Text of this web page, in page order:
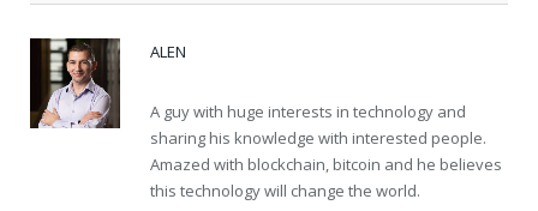
ALEN
A guy with huge interests in technology and
sharing his knowledge with interested people.
Amazed with blockchain, bitcoin and he believes
this technology will change the world.